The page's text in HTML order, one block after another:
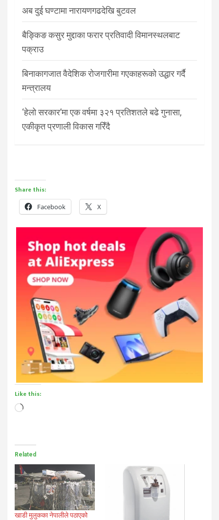
अब दुई घण्टामा नारायणगढदेखि बुटवल
बैङ्किङ कसुर मुद्दाका फरार प्रतिवादी विमानस्थलबाट
पक्राउ
बिनाकागजात वैदेशिक रोजगारीमा गएकाहरूको उद्धार गर्दै
मन्त्रालय
‘हेलो सरकार’मा एक वर्षमा ३२१ प्रतिशतले बढे गुनासा,
एकीकृत प्रणाली विकास गरिँदै
Share this:
Facebook X
Like this:
Loading…
Related
खाडी मुलुकका नेपालीले पठाएको